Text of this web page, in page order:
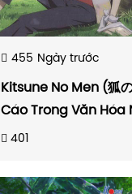
455 Ngày trước
Kitsune No Men (狐
Cáo Trong Văn Hóa
401